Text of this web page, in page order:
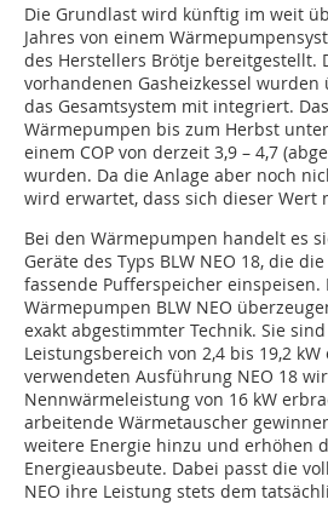
Die Grundlast wird künftig im weit
Jahres von einem
des Herstellers Brötje bereitgestellt.
vorhandenen Gasheizkessel wurden
das Gesamtsystem mit integriert.
Wärmepumpen bis zum Herbst
einem COP von derzeit 3,9 – 4,7
wurden. Da die Anlage aber noch
wird erwartet, dass sich dieser Wert
Bei den Wärmepumpen handelt es
Geräte des Typs BLW NEO 18, die
fassende Pufferspeicher einspeisen.
Wärmepumpen BLW NEO
exakt abgestimmter Technik. Sie
Leistungsbereich von 2,4 bis 19,2
verwendeten Ausführung NEO 18
Nennwärmeleistung von 16 kW
arbeitende Wärmetauscher
weitere Energie hinzu und erhöhen
Energieausbeute. Dabei passt die
NEO ihre Leistung stets dem